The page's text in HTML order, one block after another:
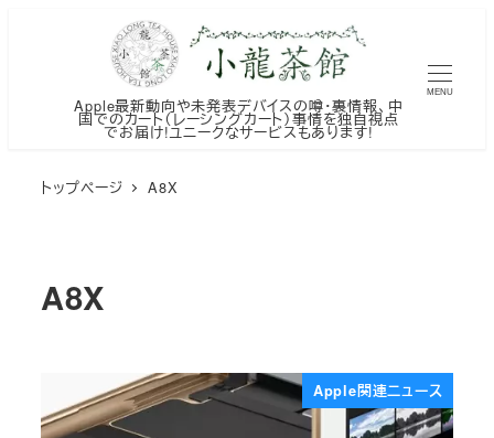
Apple最新動向や未発表デバイスの噂・裏情報、中
国でのカート（レーシングカート）事情を独自視点
でお届け!ユニークなサービスもあります!
MENU
トップページ A8X
A8X
Apple関連ニュース